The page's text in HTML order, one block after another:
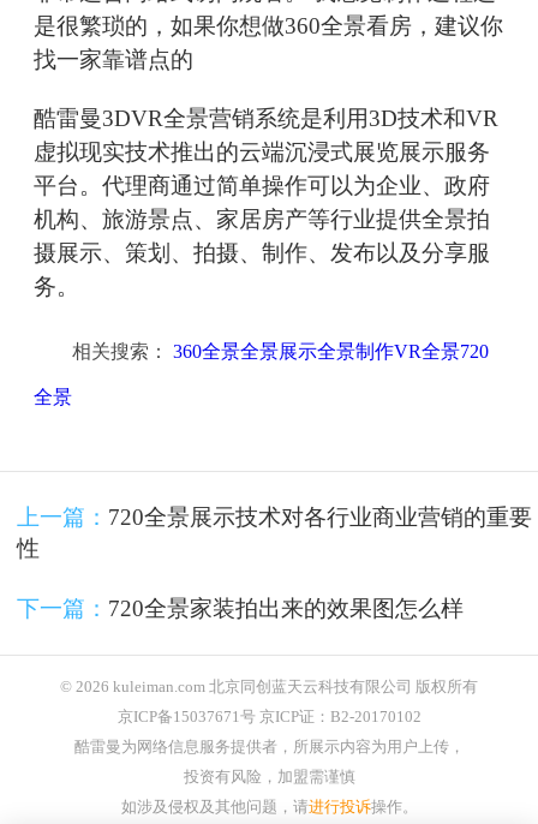
是很繁琐的，如果你想做360全景看房，建议你
找一家靠谱点的
酷雷曼3DVR全景营销系统是利用3D技术和VR
虚拟现实技术推出的云端沉浸式展览展示服务
平台。代理商通过简单操作可以为企业、政府
机构、旅游景点、家居房产等行业提供全景拍
摄展示、策划、拍摄、制作、发布以及分享服
务。
相关搜索： 360全景全景展示全景制作VR全景720
全景
上一篇： 720全景展示技术对各行业商业营销的重要
性
下一篇： 720全景家装拍出来的效果图怎么样
© 2026 kuleiman.com 北京同创蓝天云科技有限公司 版权所有
京ICP备15037671号 京ICP证：B2-20170102
酷雷曼为网络信息服务提供者，所展示内容为用户上传，
投资有风险，加盟需谨慎
如涉及侵权及其他问题，请进行投诉操作。